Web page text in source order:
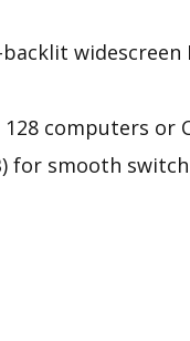
backlit
128 computers or
for smooth